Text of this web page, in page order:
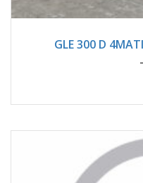
GLE 300 D